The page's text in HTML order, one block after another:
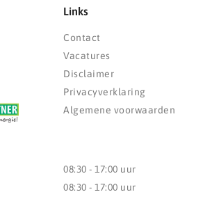
Links
Contact
Vacatures
Disclaimer
Privacyverklaring
Algemene voorwaarden
08:30 - 17:00 uur
08:30 - 17:00 uur